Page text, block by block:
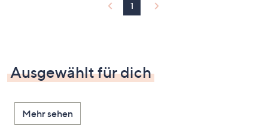
1
Ausgewählt für dich
Mehr sehen